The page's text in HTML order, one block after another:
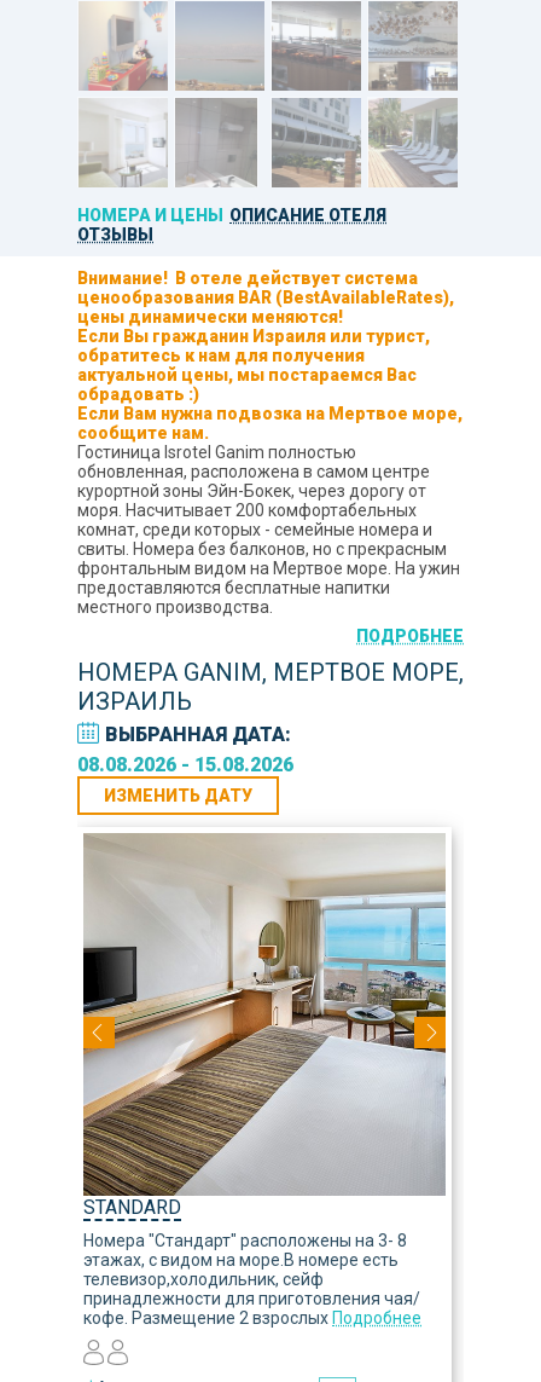
НОМЕРА И ЦЕНЫ
ОПИСАНИЕ ОТЕЛЯ
ОТЗЫВЫ
Внимание! В отеле действует система
ценообразования BAR (BestAvailableRates),
цены динамически меняются!
Если Вы гражданин Израиля или турист,
обратитесь к нам для получения
актуальной цены, мы постараемся Вас
обрадовать :)
Если Вам нужна подвозка на Мертвое море,
сообщите нам.
Гостиница Isrotel Ganim полностью
обновленная, расположена в самом центре
курортной зоны Эйн-Бокек, через дорогу от
моря. Насчитывает 200 комфортабельных
комнат, среди которых - семейные номера и
свиты. Номера без балконов, но с прекрасным
фронтальным видом на Мертвое море. На ужин
предоставляются бесплатные напитки
местного производства.
ПОДРОБНЕЕ
НОМЕРА GANIM, МЕРТВОЕ МОРЕ,
ИЗРАИЛЬ
ВЫБРАННАЯ ДАТА:
08.08.2026 - 15.08.2026
ИЗМЕНИТЬ ДАТУ
STANDARD
Номера "Стандарт" расположены на 3- 8
этажах, с видом на море.В номере есть
телевизор,холодильник, сейф
принадлежности для приготовления чая/
кофе. Размещение 2 взрослых Подробнее